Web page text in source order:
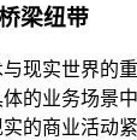
梁纽带
现实世界的
的业务场景
的商业活动